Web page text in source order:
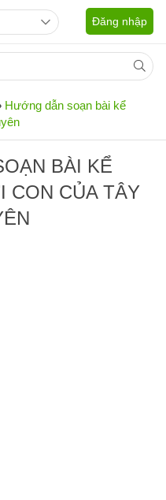
Đăng nhập
Hướng dẫn soạn bài kể
BÀI KỂ
CON CỦA TÂY